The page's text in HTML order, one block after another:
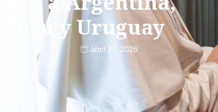
Perú y Uruguay
abril 27, 2026